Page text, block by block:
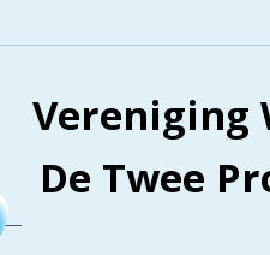
Vereniging
De Twee